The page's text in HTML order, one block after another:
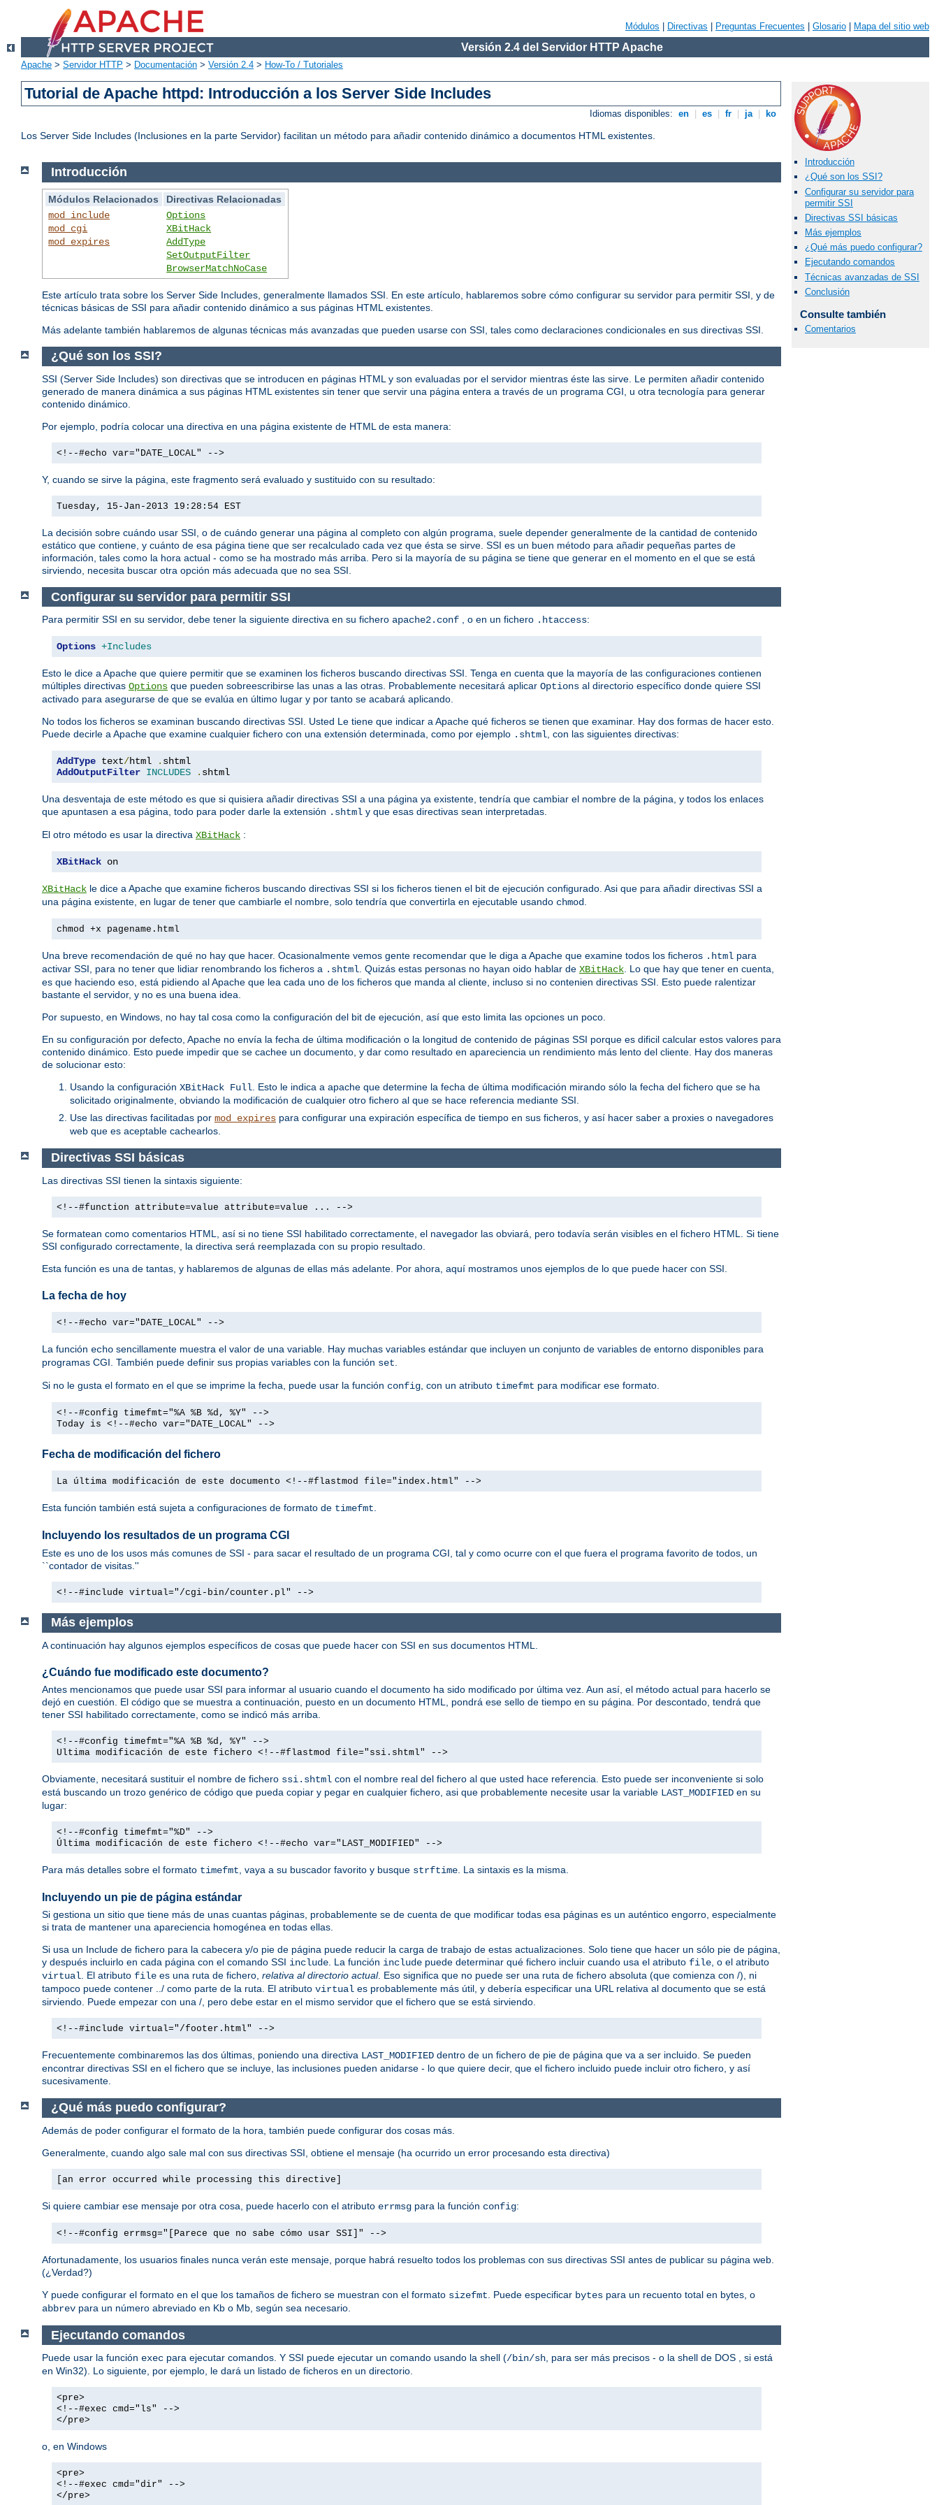
Módulos Directivas Preguntas Frecuentes Glosario Mapa del sitio web
Versión 2.4 del Servidor HTTP Apache
Apache > Servidor HTTP > Documentación > Versión 2.4 > How-To / Tutoriales
Tutorial de Apache httpd: Introducción a los Server Side Includes
Idiomas disponibles: en es fr ja ko
Los Server Side Includes (Inclusiones en la parte Servidor) facilitan un método para añadir contenido dinámico a documentos HTML existentes.
Introducción
¿Qué son los SSI?
Configurar su servidor para
permitir SSI
Directivas SSI básicas
Más ejemplos
¿Qué más puedo configurar?
Ejecutando comandos
Técnicas avanzadas de SSI
Conclusión
Consulte también
Comentarios
Introducción
Módulos Relacionados
Directivas Relacionadas
mod_include
mod_cgi
mod_expires
Options
XBitHack
AddType
SetOutputFilter
BrowserMatchNoCase
Este artículo trata sobre los Server Side Includes, generalmente llamados SSI. En este artículo, hablaremos sobre cómo configurar su servidor para permitir SSI, y de
técnicas básicas de SSI para añadir contenido dinámico a sus páginas HTML existentes.
Más adelante también hablaremos de algunas técnicas más avanzadas que pueden usarse con SSI, tales como declaraciones condicionales en sus directivas SSI.
¿Qué son los SSI?
SSI (Server Side Includes) son directivas que se introducen en páginas HTML y son evaluadas por el servidor mientras éste las sirve. Le permiten añadir contenido
generado de manera dinámica a sus páginas HTML existentes sin tener que servir una página entera a través de un programa CGI, u otra tecnología para generar
contenido dinámico.
Por ejemplo, podría colocar una directiva en una página existente de HTML de esta manera:
<!--#echo var="DATE_LOCAL" -->
Y, cuando se sirve la página, este fragmento será evaluado y sustituido con su resultado:
Tuesday, 15-Jan-2013 19:28:54 EST
La decisión sobre cuándo usar SSI, o de cuándo generar una página al completo con algún programa, suele depender generalmente de la cantidad de contenido
estático que contiene, y cuánto de esa página tiene que ser recalculado cada vez que ésta se sirve. SSI es un buen método para añadir pequeñas partes de
información, tales como la hora actual - como se ha mostrado más arriba. Pero si la mayoría de su página se tiene que generar en el momento en el que se está
sirviendo, necesita buscar otra opción más adecuada que no sea SSI.
Configurar su servidor para permitir SSI
Para permitir SSI en su servidor, debe tener la siguiente directiva en su fichero apache2.conf , o en un fichero .htaccess:
Options +Includes
Esto le dice a Apache que quiere permitir que se examinen los ficheros buscando directivas SSI. Tenga en cuenta que la mayoría de las configuraciones contienen
múltiples directivas Options que pueden sobreescribirse las unas a las otras. Probablemente necesitará aplicar Options al directorio específico donde quiere SSI
activado para asegurarse de que se evalúa en último lugar y por tanto se acabará aplicando.
No todos los ficheros se examinan buscando directivas SSI. Usted Le tiene que indicar a Apache qué ficheros se tienen que examinar. Hay dos formas de hacer esto.
Puede decirle a Apache que examine cualquier fichero con una extensión determinada, como por ejemplo .shtml, con las siguientes directivas:
AddType text/html .
AddOutputFilter INCLUDES . shtml
Una desventaja de este método es que si quisiera añadir directivas SSI a una página ya existente, tendría que cambiar el nombre de la página, y todos los enlaces
que apuntasen a esa página, todo para poder darle la extensión .shtml y que esas directivas sean interpretadas.
El otro método es usar la directiva XBitHack :
XBitHack on
XBitHack le dice a Apache que examine ficheros buscando directivas SSI si los ficheros tienen el bit de ejecución configurado. Asi que para añadir directivas SSI a
una página existente, en lugar de tener que cambiarle el nombre, solo tendría que convertirla en ejecutable usando chmod.
chmod +x pagename.html
Una breve recomendación de qué no hay que hacer. Ocasionalmente vemos gente recomendar que le diga a Apache que examine todos los ficheros .html para
activar SSI, para no tener que lidiar renombrando los ficheros a .shtml. Quizás estas personas no hayan oido hablar de XBitHack. Lo que hay que tener en cuenta,
es que haciendo eso, está pidiendo al Apache que lea cada uno de los ficheros que manda al cliente, incluso si no contenien directivas SSI. Esto puede ralentizar
bastante el servidor, y no es una buena idea.
Por supuesto, en Windows, no hay tal cosa como la configuración del bit de ejecución, así que esto limita las opciones un poco.
En su configuración por defecto, Apache no envía la fecha de última modificación o la longitud de contenido de páginas SSI porque es dificil calcular estos valores para
contenido dinámico. Esto puede impedir que se cachee un documento, y dar como resultado en apareciencia un rendimiento más lento del cliente. Hay dos maneras
de solucionar esto:
Usando la configuración XBitHack Full. Esto le indica a apache que determine la fecha de última modificación mirando sólo la fecha del fichero que se ha
solicitado originalmente, obviando la modificación de cualquier otro fichero al que se hace referencia mediante SSI.
Use las directivas facilitadas por mod_expires para configurar una expiración específica de tiempo en sus ficheros, y así hacer saber a proxies o navegadores
web que es aceptable cachearlos.
Directivas SSI básicas
Las directivas SSI tienen la sintaxis siguiente:
<!--#function attribute=value attribute=value ... -->
Se formatean como comentarios HTML, así si no tiene SSI habilitado correctamente, el navegador las obviará, pero todavía serán visibles en el fichero HTML. Si tiene
SSI configurado correctamente, la directiva será reemplazada con su propio resultado.
Esta función es una de tantas, y hablaremos de algunas de ellas más adelante. Por ahora, aquí mostramos unos ejemplos de lo que puede hacer con SSI.
La fecha de hoy
<!--#echo var="DATE_LOCAL" -->
La función echo sencillamente muestra el valor de una variable. Hay muchas variables estándar que incluyen un conjunto de variables de entorno disponibles para
programas CGI. También puede definir sus propias variables con la función set
Si no le gusta el formato en el que se imprime la fecha, puede usar la función config , con un atributo timefmt para modificar ese formato.
<!--#config timefmt="%A %B %d, %Y" -->
Today is <!--#echo var="DATE_LOCAL" -->
Fecha de modificación del fichero
La última modificación de este documento <!--#flastmod file="index.html" -->
Esta función también está sujeta a configuraciones de formato de timefmt.
Incluyendo los resultados de un programa CGI
Este es uno de los usos más comunes de SSI - para sacar el resultado de un programa CGI, tal y como ocurre con el que fuera el programa favorito de todos, un
``contador de visitas.''
<!--#include virtual="/cgi-bin/counter.pl" -->
Más ejemplos
A continuación hay algunos ejemplos específicos de cosas que puede hacer con SSI en sus documentos HTML.
¿Cuándo fue modificado este documento?
Antes mencionamos que puede usar SSI para informar al usuario cuando el documento ha sido modificado por última vez. Aun así, el método actual para hacerlo se
dejó en cuestión. El código que se muestra a continuación, puesto en un documento HTML, pondrá ese sello de tiempo en su página. Por descontado, tendrá que
tener SSI habilitado correctamente, como se indicó más arriba.
<!--#config timefmt="%A %B %d, %Y" -->
Ultima modificación de este fichero <!--#flastmod file="ssi.shtml" -->
Obviamente, necesitará sustituir el nombre de fichero ssi.shtml con el nombre real del fichero al que usted hace referencia. Esto puede ser inconveniente si solo
está buscando un trozo genérico de código que pueda copiar y pegar en cualquier fichero, asi que probablemente necesite usar la variable LAST_MODIFIED en su
lugar:
<!--#config timefmt="%D" -->
Última modificación de este fichero <!--#echo var="LAST_MODIFIED" -->
Para más detalles sobre el formato timefmt , vaya a su buscador favorito y busque strftime . La sintaxis es la misma.
Incluyendo un pie de página estándar
Si gestiona un sitio que tiene más de unas cuantas páginas, probablemente se de cuenta de que modificar todas esa páginas es un auténtico engorro, especialmente
si trata de mantener una apareciencia homogénea en todas ellas.
Si usa un Include de fichero para la cabecera y/o pie de página puede reducir la carga de trabajo de estas actualizaciones. Solo tiene que hacer un sólo pie de página,
y después incluirlo en cada página con el comando SSI include. La función include puede determinar qué fichero incluir cuando usa el atributo file, o el atributo
virtual. El atributo file es una ruta de fichero, relativa al directorio actual. Eso significa que no puede ser una ruta de fichero absoluta (que comienza con /), ni
tampoco puede contener ../ como parte de la ruta. El atributo virtual es probablemente más útil, y debería especificar una URL relativa al documento que se está
sirviendo. Puede empezar con una /, pero debe estar en el mismo servidor que el fichero que se está sirviendo.
<!--#include virtual="/footer.html" -->
Frecuentemente combinaremos las dos últimas, poniendo una directiva LAST_MODIFIED dentro de un fichero de pie de página que va a ser incluido. Se pueden
encontrar directivas SSI en el fichero que se incluye, las inclusiones pueden anidarse - lo que quiere decir, que el fichero incluido puede incluir otro fichero, y así
sucesivamente.
¿Qué más puedo configurar?
Además de poder configurar el formato de la hora, también puede configurar dos cosas más.
Generalmente, cuando algo sale mal con sus directivas SSI, obtiene el mensaje (ha ocurrido un error procesando esta directiva)
[an error occurred while processing this directive]
Si quiere cambiar ese mensaje por otra cosa, puede hacerlo con el atributo errmsg para la función config:
<!--#config errmsg="[Parece que no sabe cómo usar SSI]" -->
Afortunadamente, los usuarios finales nunca verán este mensaje, porque habrá resuelto todos los problemas con sus directivas SSI antes de publicar su página web.
(¿Verdad?)
Y puede configurar el formato en el que los tamaños de fichero se muestran con el formato sizefmt . Puede especificar bytes para un recuento total en bytes, o
abbrev para un número abreviado en Kb o Mb, según sea necesario.
Ejecutando comandos
Puede usar la función exec para ejecutar comandos. Y SSI puede ejecutar un comando usando la shell (/bin/sh , para ser más precisos - o la shell de DOS , si está
en Win32). Lo siguiente, por ejemplo, le dará un listado de ficheros en un directorio.
<pre>
<!--#exec cmd="ls" -->
</pre>
o, en Windows
<pre>
<!--#exec cmd="dir" -->
</pre>